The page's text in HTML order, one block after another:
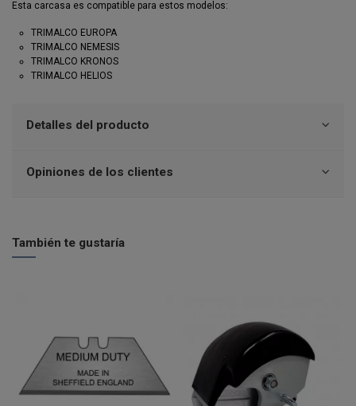
Esta carcasa es compatible para estos modelos:
TRIMALCO EUROPA
TRIMALCO NEMESIS
TRIMALCO KRONOS
TRIMALCO HELIOS
Detalles del producto
Opiniones de los clientes
También te gustaría